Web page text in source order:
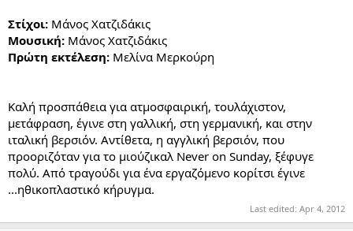
Στίχοι: Μάνος Χατζιδάκις
Μουσική: Μάνος Χατζιδάκις
Πρώτη εκτέλεση: Μελίνα Μερκούρη
Καλή προσπάθεια για ατμοσφαιρική, τουλάχιστον,
μετάφραση, έγινε στη γαλλική, στη γερμανική, και στην
ιταλική βερσιόν. Αντίθετα, η αγγλική βερσιόν, που
προοριζόταν για το μιούζικαλ Never on Sunday, ξέφυγε
πολύ. Από τραγούδι για ένα εργαζόμενο κορίτσι έγινε
...ηθικοπλαστικό κήρυγμα.
Last edited: Apr 4, 2012